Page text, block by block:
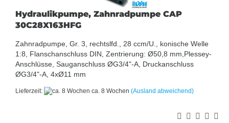
Hydraulikpumpe, Zahnradpumpe CAP
30C28X163HFG
Zahnradpumpe, Gr. 3, rechtslfd., 28 ccm/U., konische Welle
1:8, Flanschanschluss DIN, Zentrierung: Ø50,8 mm,Plessey-
Anschlüsse, Sauganschluss ØG3/4"-A, Druckanschluss
ØG3/4"-A, 4xØ11 mm
Lieferzeit: ca. 8 Wochen (Ausland abweichend)